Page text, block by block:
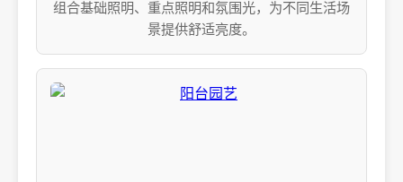
组合基础照明、重点照明和氛围光，为不同生活场
景提供舒适亮度。